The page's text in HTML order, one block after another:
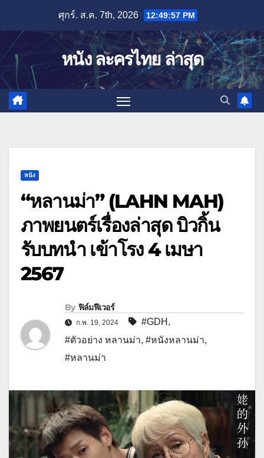
content
ศุกร์. ส.ค. 7th, 2026 12:49:58 PM
หนัง ละครไทย ล่าสุด
หนัง
“หลานม่า” (LAHN MAH)
ภาพยนตร์เรื่องล่าสุด บิวกิ้น
รับบทนำ เข้าโรง 4 เมษา
2567
By ฟิล์มฟีเวอร์
ก.พ. 19, 2024 #GDH ,
#ตัวอย่าง หลานม่า, #หนังหลานม่า,
#หลานม่า